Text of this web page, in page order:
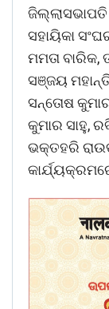
ଜିଲ୍ଲାସଭାପତି
ସହାୟିକା
ମମତା ବାରିକ,
ସଞ୍ଜୟ
ସନ୍ତୋଷ
କୁମାର ସାହୁ,
ଭକ୍ତହରି